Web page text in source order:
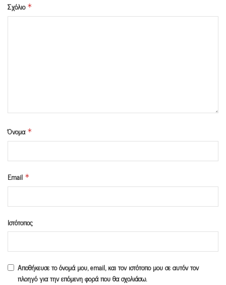
Σχόλιο *
Όνομα *
Email *
Ιστότοπος
Αποθήκευσε το όνομά μου, email, και τον ιστότοπο μου σε αυτόν τον
πλοηγό για την επόμενη φορά που θα σχολιάσω.